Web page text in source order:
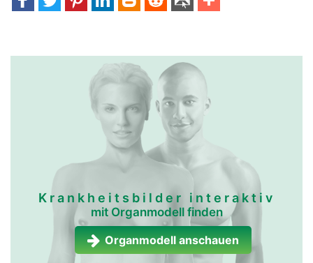
Krankheitsbilder interaktiv
mit Organmodell finden
Organmodell anschauen